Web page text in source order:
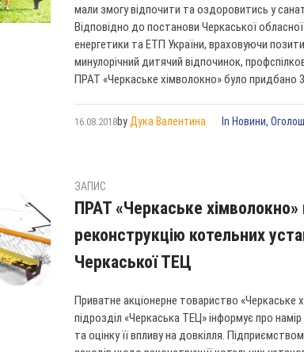
мали змогу відпочити та оздоровитись у
Відповідно до постанови Черкаської обласної
енергетики та ЕТП України, враховуючи
минулорічний дитячий відпочинок,
ПРАТ «Черкаське хімволокно» було придбано
16.08.2018by Дука Валентина In Новини,
ЗАПИС
ПРАТ «Черкаське хімволокно»
реконструкцію котельних
Черкаської ТЕЦ
Приватне акціонерне товариство «Черкаське
підрозділ «Черкаська ТЕЦ» інформує про
та оцінку її впливу на довкілля.